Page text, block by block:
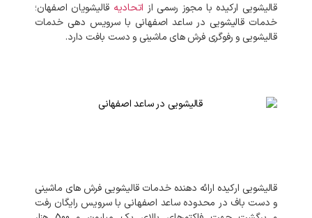
قالیشویی ارکیده با مجوز رسمی از اتحادیه قالیشویان اصفهان؛
خدمات قالیشویی در ساعد اصفهانی با سرویس دهی خدمات
قالیشویی و رفوگری فرش های ماشینی و دست بافت دارد.
قالیشویی ارکیده ارائه دهنده خدمات قالیشویی فرش های ماشینی
و دست باف در محدوده ساعد اصفهانی با سرویس رایگان رفت